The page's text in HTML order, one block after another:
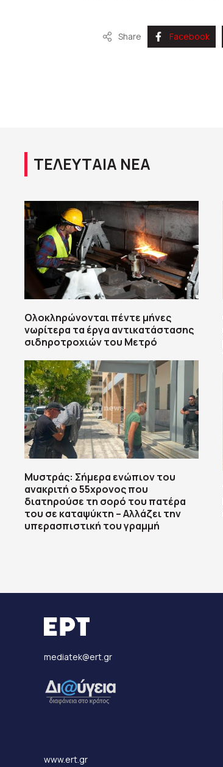
Share Facebook
ΤΕΛΕΥΤΑΙΑ ΝΕΑ
Ολοκληρώνονται πέντε μήνες
νωρίτερα τα έργα αντικατάστασης
σιδηροτροχιών του Mετρό
Μυστράς: Σήμερα ενώπιον του
ανακριτή ο 55χρονος που
διατηρούσε τη σορό του πατέρα
του σε καταψύκτη – Αλλάζει την
υπερασπιστική του γραμμή
mediatek@ert.gr
www.ert.gr